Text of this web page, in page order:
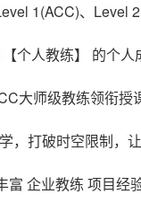
1(ACC)、Level
个人教练】 的个人
大师级教练领衔
，打破时空限制，
企业教练 项目经验